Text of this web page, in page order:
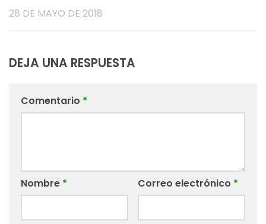
28 DE MAYO DE 2018
DEJA UNA RESPUESTA
Comentario *
Nombre * Correo electrónico *